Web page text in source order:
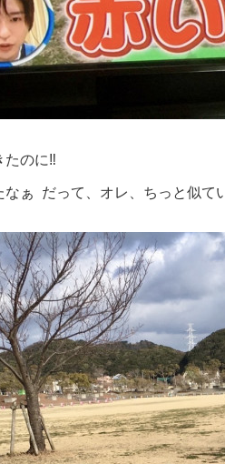
のに‼️
ぁ だって、オレ、ちっと似て